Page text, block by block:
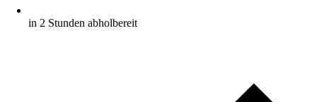
in 2 Stunden abholbereit